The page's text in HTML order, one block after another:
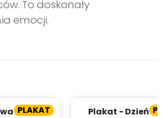
To doskonały
emocji.
PLAKAT
liściaste
Plakat - Dzień